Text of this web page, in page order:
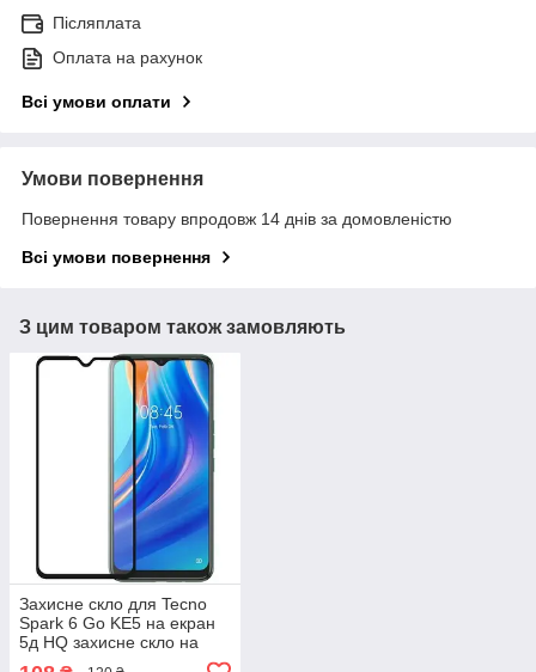
Післяплата
Оплата на рахунок
Всі умови оплати
Умови повернення
Повернення товару впродовж 14 днів за домовленістю
Всі умови повернення
З цим товаром також замовляють
Захисне скло для Tecno
Spark 6 Go KE5 на екран
5д HQ захисне скло на
телефон техно спарк 6 го